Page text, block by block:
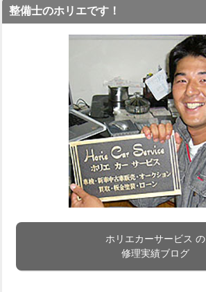
ゲ
整備士のホリエです！
ホリエカーサービス の
修理実績ブログ